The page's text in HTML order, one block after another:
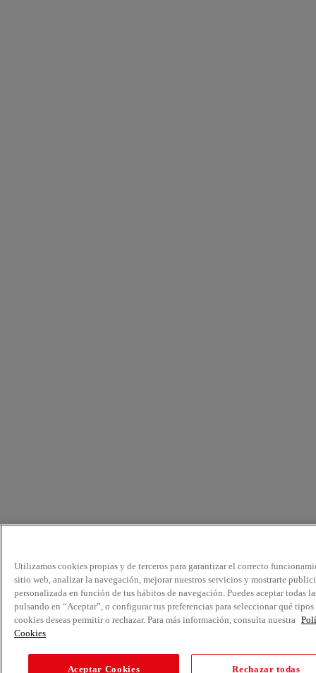
Utilizamos cookies propias y de terceros para garantizar el correcto
sitio web, analizar la navegación, mejorar nuestros servicios y mostrarte
personalizada en función de tus hábitos de navegación. Puedes aceptar todas
pulsando en “Aceptar”, o configurar tus preferencias para seleccionar qué tipos
cookies deseas permitir o rechazar. Para más información, consulta nuestra
Cookies
Aceptar Cookies Rechazar todas